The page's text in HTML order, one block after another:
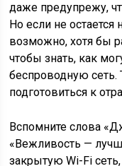
даже предупрежу,
Но если не остается
возможно, хотя бы
чтобы знать, как
беспроводную
подготовиться к
Вспомните слова
«Вежливость —
закрытую Wi-Fi